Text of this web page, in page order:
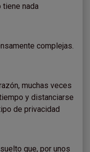
tiene nada
complejas.
muchas veces
y distanciarse
de privacidad
que, por unos